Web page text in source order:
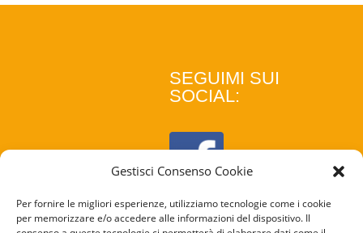
Gestisci Consenso Cookie
Per fornire le migliori esperienze, utilizziamo tecnologie come i cookie
per memorizzare e/o accedere alle informazioni del dispositivo. Il
SEGUIMI SUI
SOCIAL: